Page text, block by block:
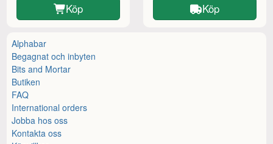
Köp Köp
Alphabar
Begagnat och inbyten
Bits and Mortar
Butiken
FAQ
International orders
Jobba hos oss
Kontakta oss